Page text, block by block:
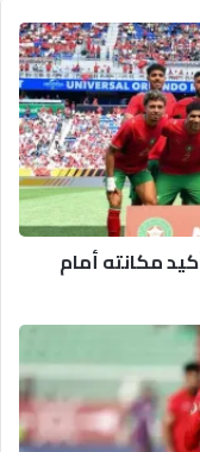
لتأكيد مكانته أمام